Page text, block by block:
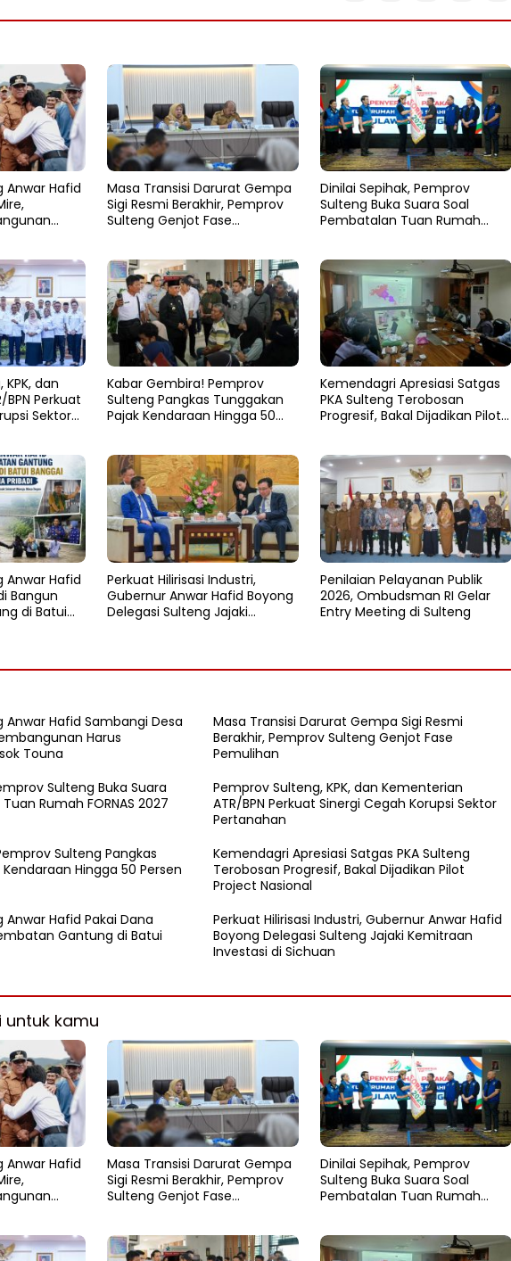
Anwar Hafid
Masa Transisi Darurat Gempa
Sigi Resmi Berakhir, Pemprov
Sulteng Genjot Fase
Dinilai Sepihak, Pemprov
Sulteng Buka Suara Soal
Pembatalan Tuan Rumah
dan
Perkuat
Sektor
Kabar Gembira! Pemprov
Sulteng Pangkas Tunggakan
Pajak Kendaraan Hingga 50
Kemendagri Apresiasi Satgas
PKA Sulteng Terobosan
Progresif, Bakal Dijadikan Pilot
Anwar Hafid
Bangun
di Batui
Perkuat Hilirisasi Industri,
Gubernur Anwar Hafid Boyong
Delegasi Sulteng Jajaki
Penilaian Pelayanan Publik
2026, Ombudsman RI Gelar
Entry Meeting di Sulteng
Anwar Hafid Sambangi Desa
Harus
Touna
Masa Transisi Darurat Gempa Sigi Resmi
Berakhir, Pemprov Sulteng Genjot Fase
Pemulihan
Sulteng Buka Suara
Rumah FORNAS 2027
Pemprov Sulteng, KPK, dan Kementerian
ATR/BPN Perkuat Sinergi Cegah Korupsi Sektor
Pertanahan
Sulteng Pangkas
Hingga 50 Persen
Kemendagri Apresiasi Satgas PKA Sulteng
Terobosan Progresif, Bakal Dijadikan Pilot
Project Nasional
Hafid Pakai Dana
Gantung di Batui
Perkuat Hilirisasi Industri, Gubernur Anwar Hafid
Boyong Delegasi Sulteng Jajaki Kemitraan
Investasi di Sichuan
untuk kamu
Anwar Hafid
Masa Transisi Darurat Gempa
Sigi Resmi Berakhir, Pemprov
Sulteng Genjot Fase
Dinilai Sepihak, Pemprov
Sulteng Buka Suara Soal
Pembatalan Tuan Rumah